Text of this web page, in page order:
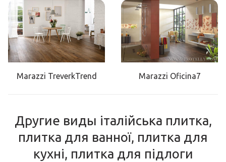
Marazzi TreverkTrend Marazzi Oficina7
Другие виды італійська плитка,
плитка для ванної, плитка для
кухні, плитка для підлоги